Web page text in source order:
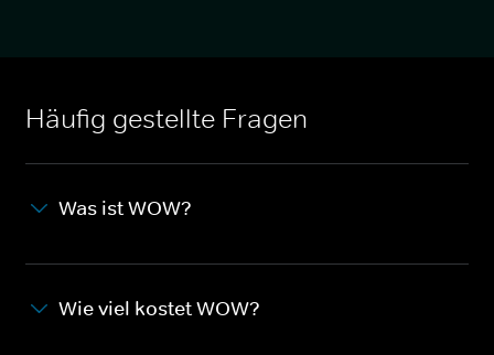
Häufig gestellte Fragen
Was ist WOW?
Wie viel kostet WOW?